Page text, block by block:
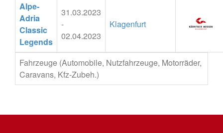
Alpe-
Adria
Classic
Legends
31.03.2023
-
02.04.2023
Klagenfurt
Fahrzeuge (Automobile, Nutzfahrzeuge, Motorräder,
Caravans, Kfz-Zubeh.)